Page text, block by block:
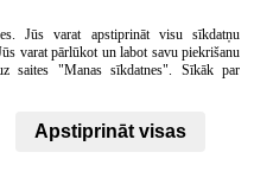
bēru
un
Piedāvājam arī kvalitatīvas, autentiskas
tautiskās segas aizgājēja piemiņas
Jūs varat apstiprināt visu sīkdatņu
varat pārlūkot un labot savu piekrišanu
saites "Manas sīkdatnes". Sīkāk par
Apstiprināt visas